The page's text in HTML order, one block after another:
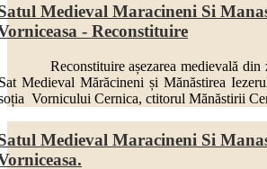
Medieval Maracineni Si
- Reconstituire
așezarea medievală din
Medieval Mărăcineni și Mănăstirea
Vornicului Cernica, ctitorul Mănăstirii
Medieval Maracineni Si